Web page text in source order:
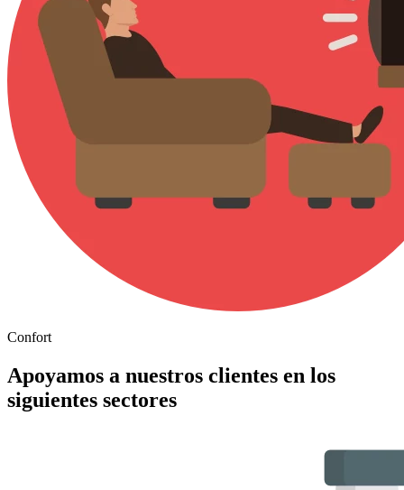
Confort
Apoyamos a nuestros clientes en los
siguientes sectores